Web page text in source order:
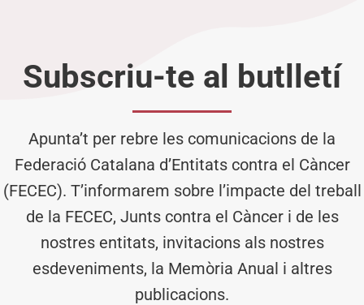
Subscriu-te al butlletí
Apunta’t per rebre les comunicacions de la
Federació Catalana d’Entitats contra el Càncer
(FECEC). T’informarem sobre l’impacte del treball
de la FECEC, Junts contra el Càncer i de les
nostres entitats, invitacions als nostres
esdeveniments, la Memòria Anual i altres
publicacions.